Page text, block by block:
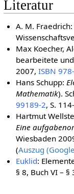
Literatur
A. M.
Max Koecher,
bearbeitete
2007,ISBN
Hans Schupp:
Mathematik).
99189-2, S.
Hartmut
Eine
Wiesbaden
(Auszug
Euklid:
§ 8, Buch VI – §